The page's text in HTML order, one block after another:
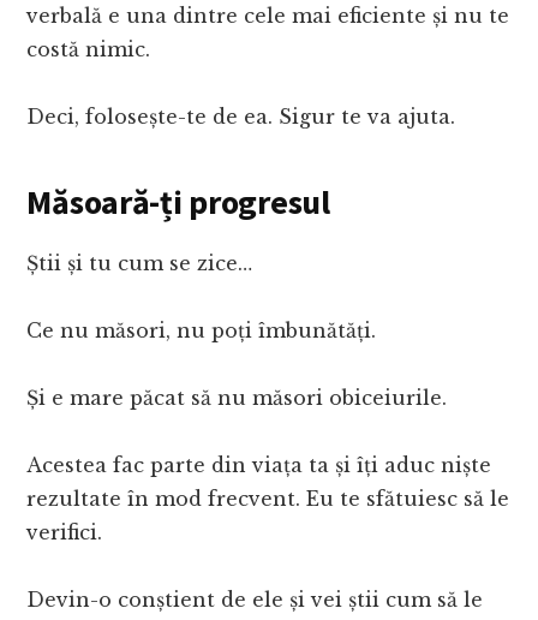
verbală e una dintre cele mai eficiente și nu te
costă nimic.
Deci, folosește-te de ea. Sigur te va ajuta.
Măsoară-ți progresul
Știi și tu cum se zice…
Ce nu măsori, nu poți îmbunătăți.
Și e mare păcat să nu măsori obiceiurile.
Acestea fac parte din viața ta și îți aduc niște
rezultate în mod frecvent. Eu te sfătuiesc să le
verifici.
Devin-o conștient de ele și vei știi cum să le